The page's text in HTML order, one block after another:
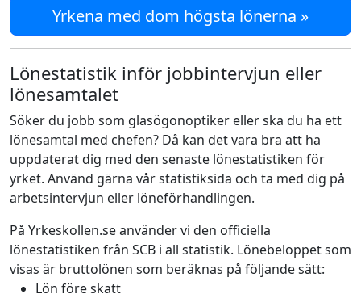
Yrkena med dom högsta lönerna »
Lönestatistik inför jobbintervjun eller
lönesamtalet
Söker du jobb som glasögonoptiker eller ska du ha ett
lönesamtal med chefen? Då kan det vara bra att ha
uppdaterat dig med den senaste lönestatistiken för
yrket. Använd gärna vår statistiksida och ta med dig på
arbetsintervjun eller löneförhandlingen.
På Yrkeskollen.se använder vi den officiella
lönestatistiken från SCB i all statistik. Lönebeloppet som
visas är bruttolönen som beräknas på följande sätt:
Lön före skatt